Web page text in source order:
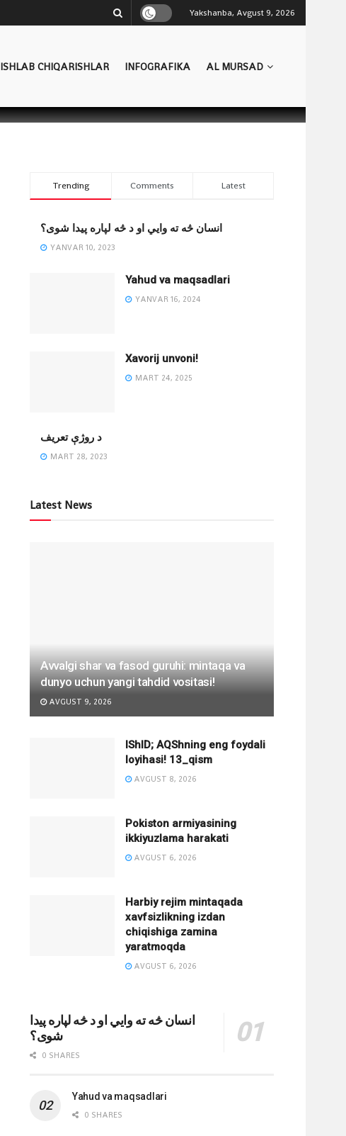
Yakshanba, Avgust 9, 2026
ISHLAB CHIQARISHLAR INFOGRAFIKA AL MURSAD
Trending Comments Latest
انسان څه ته وایي او د څه لپاره پیدا شوی؟
YANVAR 10, 2023
Yahud va maqsadlari
YANVAR 16, 2024
Xavorij unvoni!
MART 24, 2025
‌د روژې تعریف
MART 28, 2023
Latest News
Avvalgi shar va fasod guruhi: mintaqa va
dunyo uchun yangi tahdid vositasi!
AVGUST 9, 2026
IShID; AQShning eng foydali
loyihasi! 13_qism
AVGUST 8, 2026
Pokiston armiyasining
ikkiyuzlama harakati
AVGUST 6, 2026
Harbiy rejim mintaqada
xavfsizlikning izdan
chiqishiga zamina
yaratmoqda
AVGUST 6, 2026
انسان څه ته وایي او د څه لپاره پیدا
شوی؟
0 SHARES
Yahud va maqsadlari
0 SHARES